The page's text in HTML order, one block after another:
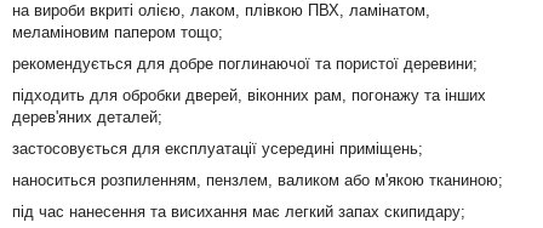
на вироби вкриті олією, лаком, плівкою ПВХ, ламінатом,
меламіновим папером тощо;
рекомендується для добре поглинаючої та пористої деревини;
підходить для обробки дверей, віконних рам, погонажу та інших
дерев'яних деталей;
застосовується для експлуатації усередині приміщень;
наноситься розпиленням, пензлем, валиком або м'якою тканиною;
під час нанесення та висихання має легкий запах скипидару;